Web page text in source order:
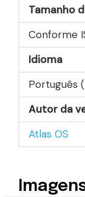
Tamanho
Conforme
Idioma
Português
Autor da
Atlas OS